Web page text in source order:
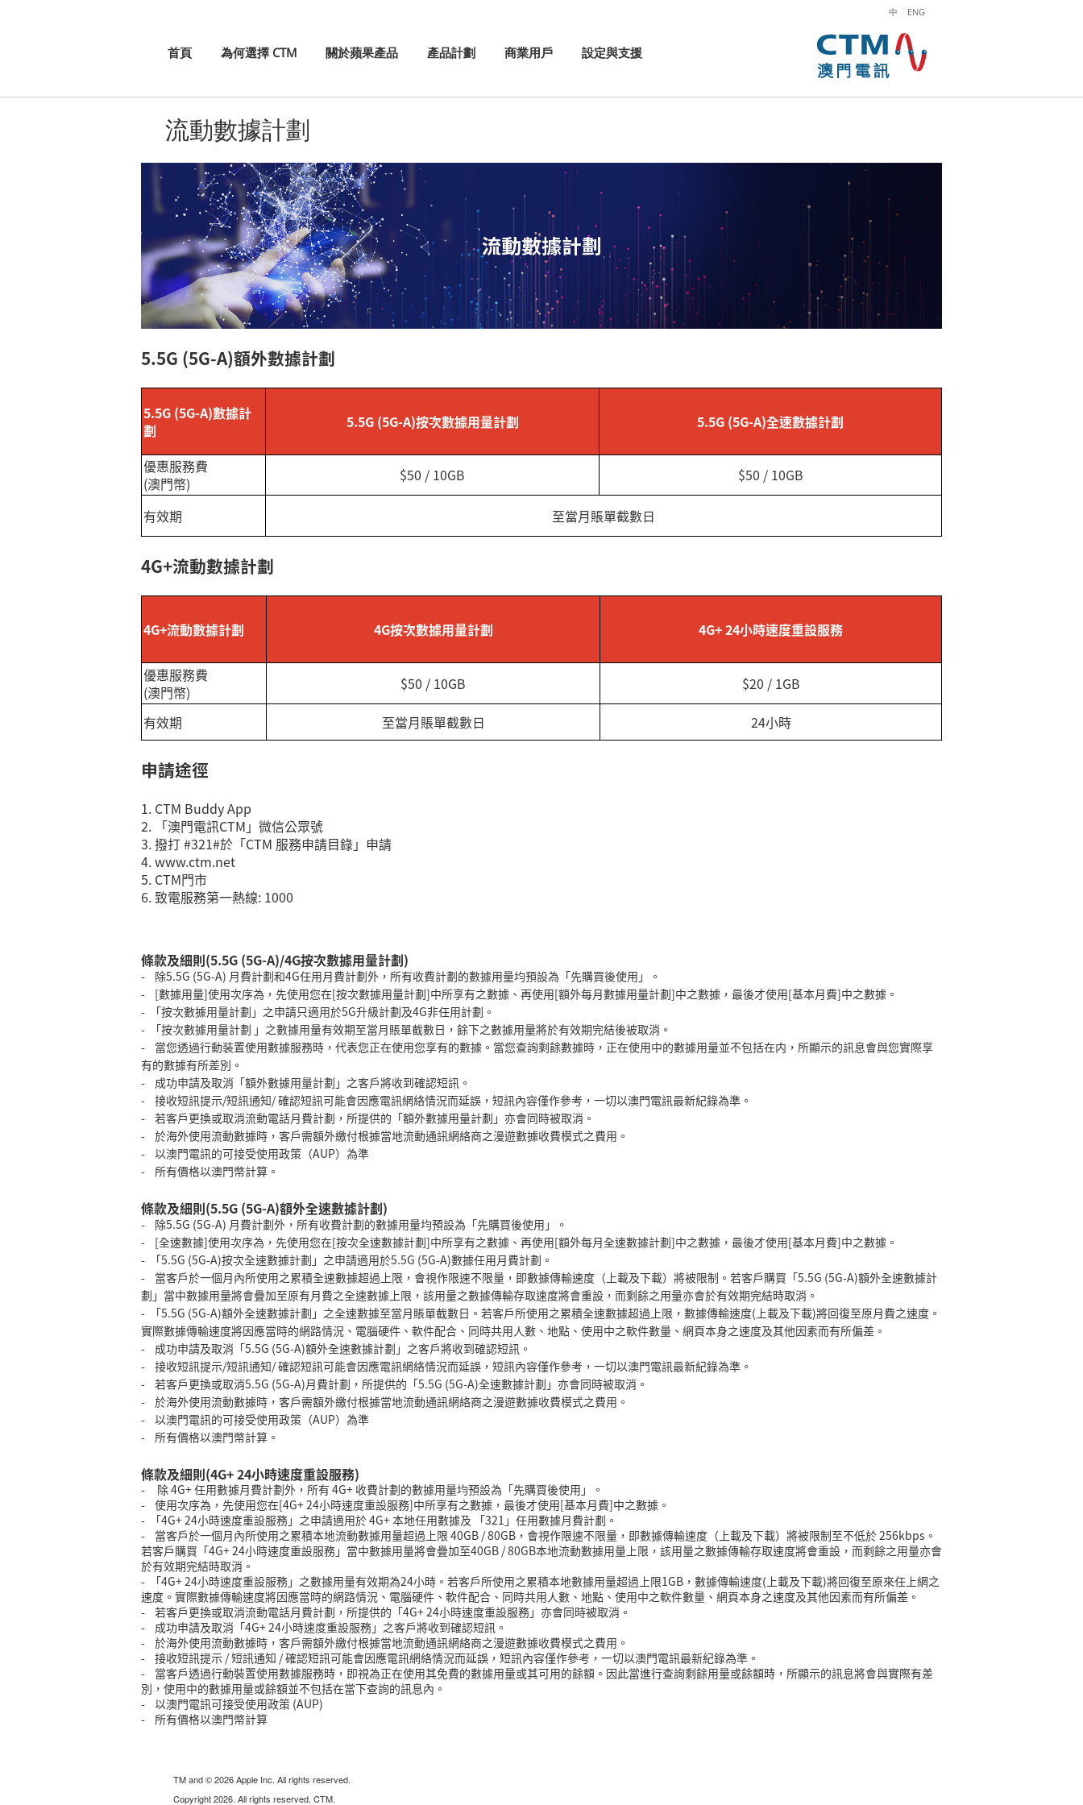
首頁 為何選擇 CTM 關於蘋果產品 產品計劃 商業用戶 設定與支援
中 ENG
流動數據計劃
5.5G (5G-A)額外數據計劃
5.5G (5G-A)數據計
劃
5.5G (5G-A)按次數據用量計劃 5.5G (5G-A)全速數據計劃
優惠服務費
(澳門幣) $50 / 10GB $50 / 10GB
有效期 至當月賬單截數日
4G+流動數據計劃
4G+流動數據計劃 4G按次數據用量計劃 4G+ 24小時速度重設服務
優惠服務費
(澳門幣) $50 / 10GB
$20 / 1GB
有效期
至當月賬單截數日 24小時
申請途徑
1. CTM Buddy App
2. 「澳門電訊CTM」微信公眾號
3. 撥打 #321#於「CTM 服務申請目錄」申請
4. www.ctm.net
5. CTM門市
6. 致電服務第一熱線: 1000
條款及細則(5.5G (5G-A)/4G按次數據用量計劃)
- 除5.5G (5G-A) 月費計劃和4G任用月費計劃外，所有收費計劃的數據用量均預設為「先購買後使用」。
- [數據用量]使用次序為，先使用您在[按次數據用量計劃]中所享有之數據、再使用[額外每月數據用量計劃]中之數據，最後才使用[基本月費]中之數據。
- 「按次數據用量計劃」之申請只適用於5G升級計劃及4G非任用計劃。
- 「按次數據用量計劃 」之數據用量有效期至當月賬單截數日，餘下之數據用量將於有效期完結後被取消。
- 當您透過行動装置使用數據服務時，代表您正在使用您享有的數據。當您查詢剩餘數據時，正在使用中的數據用量並不包括在内，所顯示的訊息會與您實際享
有的數據有所差別。
- 成功申請及取消「額外數據用量計劃」之客戶將收到確認短訊。
- 接收短訊提示/短訊通知/ 確認短訊可能會因應電訊網絡情況而延誤，短訊內容僅作參考，一切以澳門電訊最新紀錄為準。
- 若客戶更換或取消流動電話月費計劃，所提供的「額外數據用量計劃」亦會同時被取消。
- 於海外使用流動數據時，客戶需額外繳付根據當地流動通訊網絡商之漫遊數據收費模式之費用。
- 以澳門電訊的可接受使用政策（AUP）為準
- 所有價格以澳門幣計算。
條款及細則(5.5G (5G-A)額外全速數據計劃)
- 除5.5G (5G-A) 月費計劃外，所有收費計劃的數據用量均預設為「先購買後使用」。
- [全速數據]使用次序為，先使用您在[按次全速數據計劃]中所享有之數據、再使用[額外每月全速數據計劃]中之數據，最後才使用[基本月費]中之數據。
- 「5.5G (5G-A)按次全速數據計劃」之申請適用於5.5G (5G-A)數據任用月費計劃。
- 當客戶於一個月內所使用之累積全速數據超過上限，會視作限速不限量，即數據傳輸速度（上載及下載）將被限制。若客戶購買「5.5G (5G-A)額外全速數據計
劃」當中數據用量將會疊加至原有月費之全速數據上限，該用量之數據傳輸存取速度將會重設，而剩餘之用量亦會於有效期完結時取消。
- 「5.5G (5G-A)額外全速數據計劃」之全速數據至當月賬單截數日。若客戶所使用之累積全速數據超過上限，數據傳輸速度(上載及下載)將回復至原月費之速度。
實際數據傳輸速度將因應當時的網路情況、電腦硬件、軟件配合、同時共用人數、地點、使用中之軟件數量、網頁本身之速度及其他因素而有所偏差。
- 成功申請及取消「5.5G (5G-A)額外全速數據計劃」之客戶將收到確認短訊。
- 接收短訊提示/短訊通知/ 確認短訊可能會因應電訊網絡情況而延誤，短訊內容僅作參考，一切以澳門電訊最新紀錄為準。
- 若客戶更換或取消5.5G (5G-A)月費計劃，所提供的「5.5G (5G-A)全速數據計劃」亦會同時被取消。
- 於海外使用流動數據時，客戶需額外繳付根據當地流動通訊網絡商之漫遊數據收費模式之費用。
- 以澳門電訊的可接受使用政策（AUP）為準
- 所有價格以澳門幣計算。
條款及細則(4G+ 24小時速度重設服務)
- 除 4G+ 任用數據月費計劃外，所有 4G+ 收費計劃的數據用量均預設為「先購買後使用」。
- 使用次序為，先使用您在[4G+ 24小時速度重設服務]中所享有之數據， 最後才使用[基本月費]中之數據。
- 「4G+ 24小時速度重設服務」之申請適用於 4G+ 本地任用數據及 「321」任用數據月費計劃。
- 當客戶於一個月內所使用之累積本地流動數據用量超過上限 40GB / 80GB，會視作限速不限量，即數據傳輸速度（上載及下載）將被限制至不低於 256kbps。
若客戶購買「4G+ 24小時速度重設服務」當中數據用量將會疊加至40GB / 80GB本地流動數據用量上限，該用量之數據傳輸存取速度將會重設，而剩餘之用量亦會
於有效期完結時取消。
- 「4G+ 24小時速度重設服務」之數據用量有效期為24小時。若客戶所使用之累積本地數據用量超過上限1GB，數據傳輸速度(上載及下載)將回復至原來任上網之
速度。實際數據傳輸速度將因應當時的網路情況、電腦硬件、軟件配合、同時共用人數、地點、使用中之軟件數量、網頁本身之速度及其他因素而有所偏差。
- 若客戶更換或取消流動電話月費計劃，所提供的「4G+ 24小時速度重設服務」亦會同時被取消。
- 成功申請及取消「4G+ 24小時速度重設服務」之客戶將收到確認短訊。
- 於海外使用流動數據時，客戶需額外繳付根據當地流動通訊網絡商之漫遊數據收費模式之費用。
- 接收短訊提示 / 短訊通知 / 確認短訊可能會因應電訊網絡情況而延誤，短訊內容僅作參考，一切以澳門電訊最新紀錄為準。
- 當客戶透過行動裝置使用數據服務時，即視為正在使用其免費的數據用量或其可用的餘額。因此當進行查詢剩餘用量或餘額時，所顯示的訊息將會與實際有差
別，使用中的數據用量或餘額並不包括在當下查詢的訊息內。
- 以澳門電訊可接受使用政策 (AUP)
- 所有價格以澳門幣計算
TM and © 2026 Apple Inc. All rights reserved.
Copyright 2026. All rights reserved. CTM.